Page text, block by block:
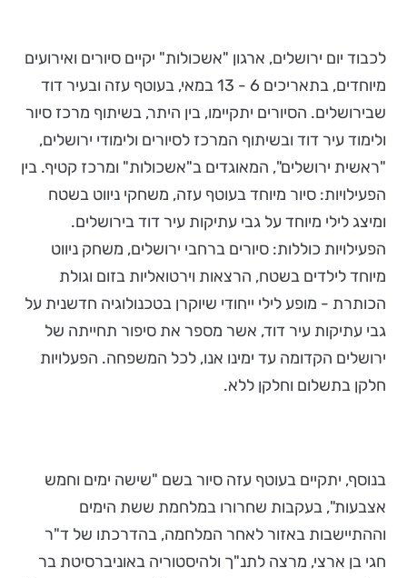
לכבוד יום ירושלים, ארגון "אשכולות" יקיים סיורים ואירועים
מיוחדים, בתאריכים 6 - 13 במאי, בעוטף עזה ובעיר דוד
שבירושלים. הסיורים יתקיימו, בין היתר, בשיתוף מרכז סיור
ולימוד עיר דוד ובשיתוף המרכז לסיורים ולימודי ירושלים,
"ראשית ירושלים", המאוגדים ב"אשכולות" ומרכז קטיף. בין
הפעילויות: סיור מיוחד בעוטף עזה, משחקי ניווט בשטח
ומיצג לילי מיוחד על גבי עתיקות עיר דוד בירושלים.
הפעילויות כוללות: סיורים ברחבי ירושלים, משחק ניווט
מיוחד לילדים בשטח, הרצאות וירטואליות בזום וגולת
הכותרת - מופע לילי ייחודי שיוקרן בטכנולוגיה חדשנית על
גבי עתיקות עיר דוד, אשר מספר את סיפור תחייתה של
ירושלים הקדומה עד ימינו אנו, לכל המשפחה. הפעלויות
חלקן בתשלום וחלקן ללא.
בנוסף, יתקיים בעוטף עזה סיור בשם "שישה ימים וחמש
אצבעות", בעקבות שחרורו במלחמת ששת הימים
וההתיישבות באזור לאחר המלחמה, בהדרכתו של ד"ר
חגי בן ארצי, מרצה לתנ"ך ולהיסטוריה באוניברסיטת בר